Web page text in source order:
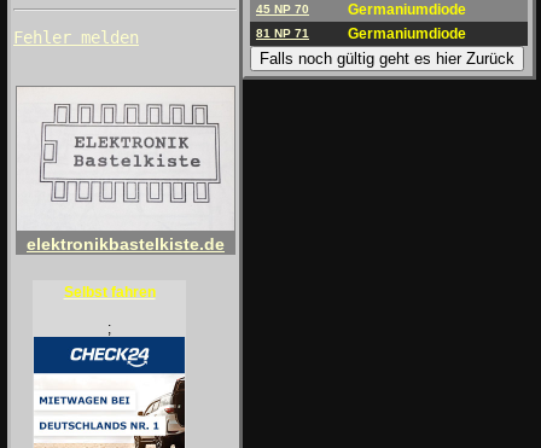
Fehler melden
elektronikbastelkiste.de
Selbst fahren
;
45 NP 70 Germaniumdiode
81 NP 71 Germaniumdiode
Falls noch gültig geht es hier Zurück